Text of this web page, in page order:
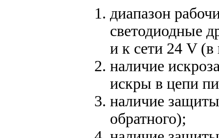
диапазон
светодиодные
и к сети 24 V (в
наличие
искры в цепи
наличие
обратного);